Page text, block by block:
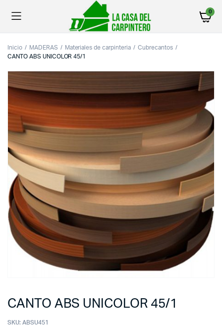
0
Inicio MADERAS Materiales de carpinteria
Cubrecantos
CANTO ABS UNICOLOR 45/1
CANTO ABS UNICOLOR 45/1
SKU: ABSU451